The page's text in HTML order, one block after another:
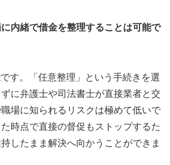
内緒で借金を整理することは可能で
す。「任意整理」という手続きを選
に弁護士や司法書士が直接業者と交
場に知られるリスクは極めて低いで
時点で直接の督促もストップするた
したまま解決へ向かうことができま